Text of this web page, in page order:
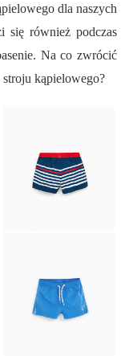
dla naszych
się również podczas
Na co zwrócić
kąpielowego?